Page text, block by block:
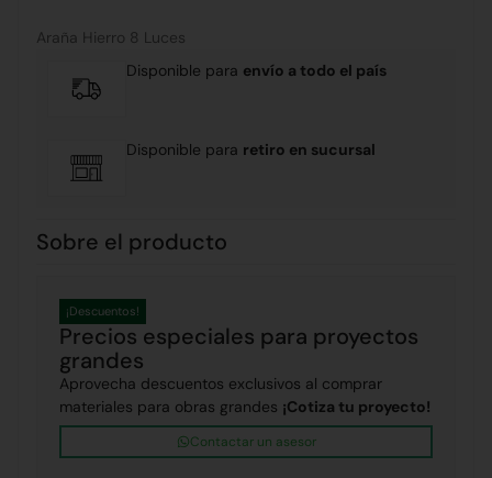
Araña Hierro 8 Luces
Disponible para envío a todo el país
Disponible para retiro en sucursal
Sobre el producto
Precios especiales para proyectos
grandes
¡Descuentos!
Aprovecha descuentos exclusivos al comprar
materiales para obras grandes ¡Cotiza tu proyecto!
Contactar un asesor